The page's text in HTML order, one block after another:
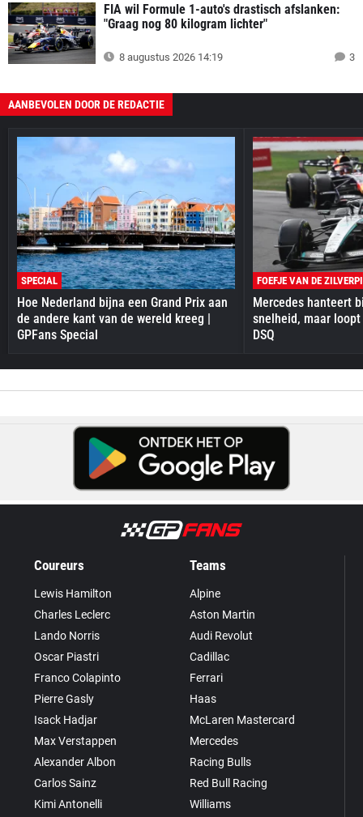
FIA wil Formule 1-auto's drastisch afslanken:
"Graag nog 80 kilogram lichter"
8 augustus 2026 14:19 3
AANBEVOLEN DOOR DE REDACTIE
SPECIAL
Hoe Nederland bijna een Grand Prix aan
de andere kant van de wereld kreeg |
GPFans Special
FOEFJE VAN DE
Mercedes hanteert
snelheid, maar
DSQ
Coureurs
Lewis Hamilton
Charles Leclerc
Lando Norris
Oscar Piastri
Franco Colapinto
Pierre Gasly
Isack Hadjar
Max Verstappen
Alexander Albon
Carlos Sainz
Kimi Antonelli
Teams
Alpine
Aston Martin
Audi Revolut
Cadillac
Ferrari
Haas
McLaren Mastercard
Mercedes
Racing Bulls
Red Bull Racing
Williams